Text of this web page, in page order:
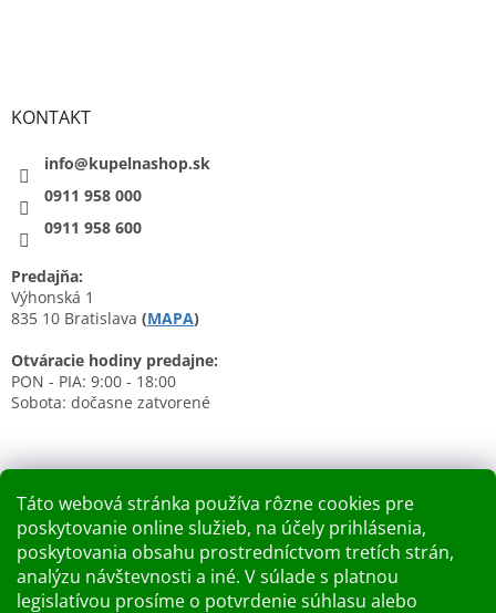
Táto webová stránka používa rôzne cookies pre
poskytovanie online služieb, na účely prihlásenia,
poskytovania obsahu prostredníctvom tretích strán,
analýzu návštevnosti a iné. V súlade s platnou
legislatívou prosíme o potvrdenie súhlasu alebo
KONTAKT
info@kupelnashop.sk
0911 958 000
0911 958 600
Predajňa:
Výhonská 1
835 10 Bratislava (MAPA)
Otváracie hodiny predajne:
PON - PIA: 9:00 - 18:00
Sobota: dočasne zatvorené
Nákupný košík
0KS / 0 €